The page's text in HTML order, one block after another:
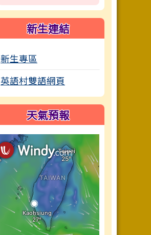
新生連結
新生專區
英語村雙語網頁
天氣預報